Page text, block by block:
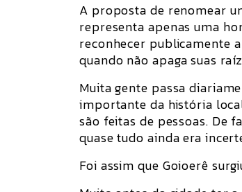
A proposta de renomear
representa apenas uma
reconhecer publicamente
quando não apaga suas
Muita gente passa
importante da história
são feitas de pessoas. De
quase tudo ainda era
Foi assim que Goioerê